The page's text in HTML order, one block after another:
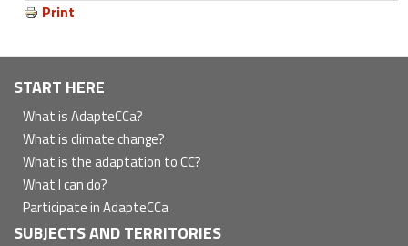
Print
Navegación
principal
START HERE
What is AdapteCCa?
What is climate change?
What is the adaptation to CC?
What I can do?
Participate in AdapteCCa
SUBJECTS AND TERRITORIES